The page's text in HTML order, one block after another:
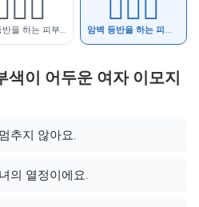
암벽 등반을 하는 피부색이 약간 어두운 여자
🧗🏿‍♀️
암벽 등반을 하는 피부색이 어두운 여자
색이 어두운 여자 이모지
추지 않아요.
의 열정이에요.